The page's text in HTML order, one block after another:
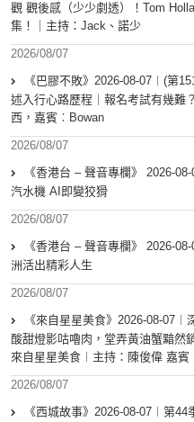
觀 觀後感（少少劇透）！Tom
集！｜主持：Jack、諾少
2026/08/07
《巴膠不敗》2026-08-07︱(第
述入行心路歷程｜報名考試有幾難
西，嘉賓︰Bowan
2026/08/07
《香港台 – 聲音專欄》 2026-
汽水機 AI即變狡猾
2026/08/07
《香港台 – 聲音專欄》 2026-
洲活出精彩人生
2026/08/07
《來自星星美食》2026-08-
酸甜燈影咕嚕肉，堂弄黃油蟹黯然
來自星星美食︱主持：陳俊偉 嘉賓
2026/08/07
《西城故事》2026-08-07︱第